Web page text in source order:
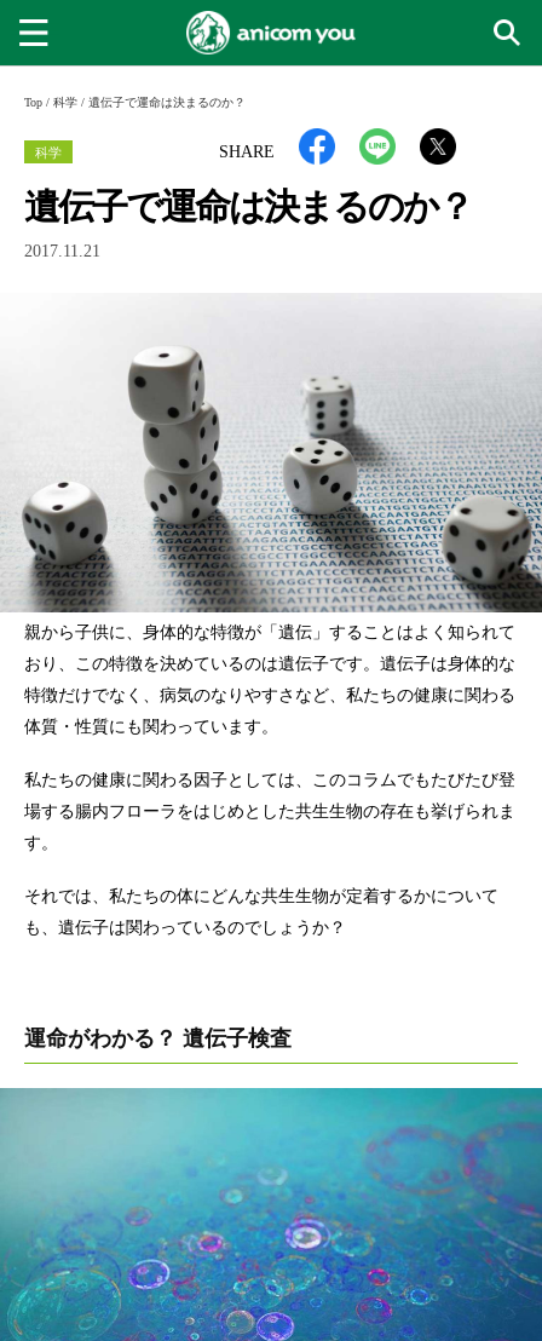
Top / 科学 / 遺伝子で運命は決まるのか？
SHARE
科学
遺伝子で運命は決まるのか？
2017.11.21
親から子供に、身体的な特徴が「遺伝」することはよく知られて
おり、この特徴を決めているのは遺伝子です。遺伝子は身体的な
特徴だけでなく、病気のなりやすさなど、私たちの健康に関わる
体質・性質にも関わっています。
私たちの健康に関わる因子としては、このコラムでもたびたび登
場する腸内フローラをはじめとした共生生物の存在も挙げられま
す。
それでは、私たちの体にどんな共生生物が定着するかについて
も、遺伝子は関わっているのでしょうか？
運命がわかる？ 遺伝子検査